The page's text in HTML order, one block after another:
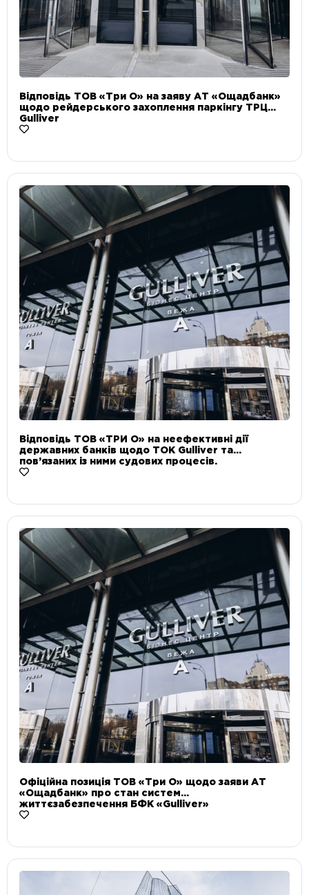
Відповідь ТОВ «Три О» на заяву АТ «Ощадбанк»
щодо рейдерського захоплення паркінгу ТРЦ
Gulliver
Відповідь ТОВ «ТРИ О» на неефективні дії
державних банків щодо ТОК Gulliver та
пов’язаних із ними судових процесів.
Офіційна позиція ТОВ «Три О» щодо заяви АТ
«Ощадбанк» про стан систем
життєзабезпечення БФК «Gulliver»